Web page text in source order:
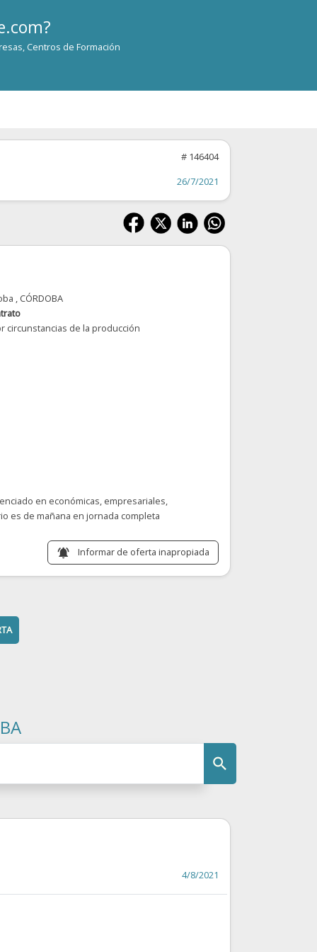
Centros de Formación
# 146404
26/7/2021
, CÓRDOBA
circunstancias de la producción
en económicas, empresariales,
es de mañana en jornada completa
notifications_active Informar de oferta inapropiada
4/8/2021